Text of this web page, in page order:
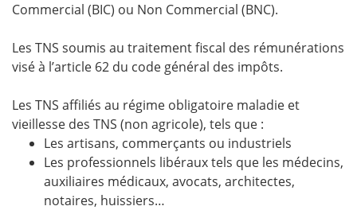
Commercial (BIC) ou Non Commercial (BNC).
Les TNS soumis au traitement fiscal des rémunérations
visé à l’article 62 du code général des impôts.
Les TNS affiliés au régime obligatoire maladie et
vieillesse des TNS (non agricole), tels que :
Les artisans, commerçants ou industriels
Les professionnels libéraux tels que les médecins,
auxiliaires médicaux, avocats, architectes,
notaires, huissiers…